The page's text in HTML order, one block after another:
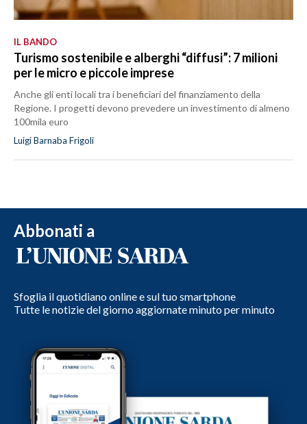
IL BANDO
Turismo sostenibile e alberghi “diffusi”: 7 milioni
per le micro e piccole imprese
Anche gli enti locali tra i beneficiari del finanziamento della
Regione. I progetti devono prevedere un investimento di almeno
100mila euro
Luigi Barnaba Frigoli
Abbonati a
Sfoglia il quotidiano online e sul tuo smartphone
Tutte le notizie del giorno aggiornate minuto per minuto